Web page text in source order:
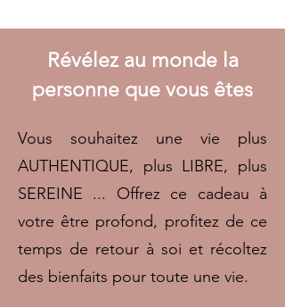
Révélez au monde la
personne que vous êtes
Vous souhaitez une vie plus
AUTHENTIQUE, plus LIBRE, plus
SEREINE ... Offrez ce cadeau à
votre être profond, profitez de ce
temps de retour à soi et récoltez
des bienfaits pour toute une vie.